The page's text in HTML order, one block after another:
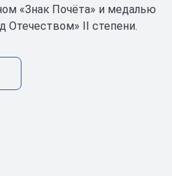
«Знак Почёта» и медалью
Отечеством» II степени.